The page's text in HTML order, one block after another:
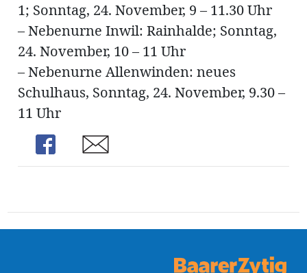
1; Sonntag, 24. November, 9 – 11.30 Uhr
– Nebenurne Inwil: Rainhalde; Sonntag,
24. November, 10 – 11 Uhr
– Nebenurne Allenwinden: neues
Schulhaus, Sonntag, 24. November, 9.30 –
11 Uhr
Share
Share